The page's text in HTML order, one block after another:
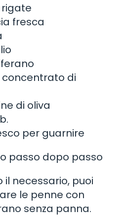
rigate
fresca
concentrato di
di oliva
per guarnire
passo dopo passo
necessario, puoi
le penne con
senza panna.